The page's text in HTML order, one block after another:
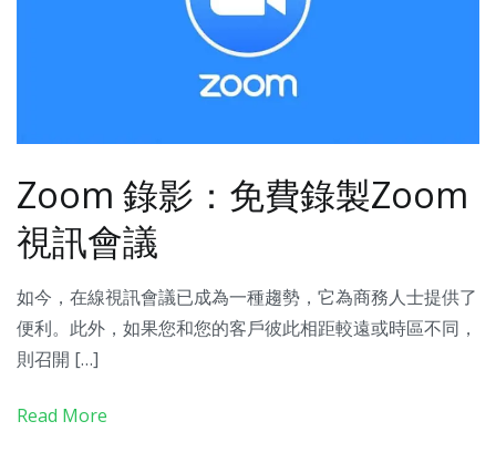
Zoom 錄影：免費錄製Zoom
視訊會議
如今，在線視訊會議已成為一種趨勢，它為商務人士提供了
便利。此外，如果您和您的客戶彼此相距較遠或時區不同，
則召開 […]
Read More